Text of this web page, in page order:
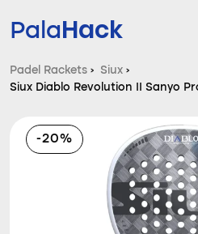
PalaHack
Padel
Vragen en
Vergelijker
Padel Rackets › Siux ›
Siux Diablo Revolution II Sanyo
-20%